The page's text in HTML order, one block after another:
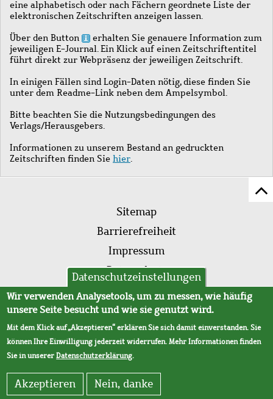
eine alphabetisch oder nach Fächern geordnete Liste der
elektronischen Zeitschriften anzeigen lassen.
Über den Button
erhalten Sie genauere Information zum
jeweiligen E-Journal. Ein Klick auf einen Zeitschriftentitel
führt direkt zur Webpräsenz der jeweiligen Zeitschrift.
In einigen Fällen sind Login-Daten nötig, diese finden Sie
unter dem Readme-Link neben dem Ampelsymbol.
Bitte beachten Sie die Nutzungsbedingungen des
Verlags/Herausgebers.
Informationen zu unserem Bestand an gedruckten
Zeitschriften finden Sie hier.
Fußleistenmenü
Sitemap
Barrierefreiheit
Impressum
Datenschutz
AVB
Datenschutzeinstellungen
Wir verwenden Analysetools, um zu messen, wie häufig
unsere Seite besucht und wie sie genutzt wird.
Mit dem Klick auf „Akzeptieren“ erklären Sie sich damit einverstanden. Sie
können Ihre Einwilligung jederzeit widerrufen. Mehr Informationen finden
Sie in unsererDatenschutzerklärung.
Akzeptieren Nein, danke